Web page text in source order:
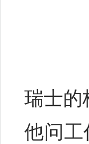
瑞士的
他问